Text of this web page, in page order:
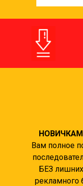
НОВИЧКАМ
Вам полное
БЕЗ
рекламного